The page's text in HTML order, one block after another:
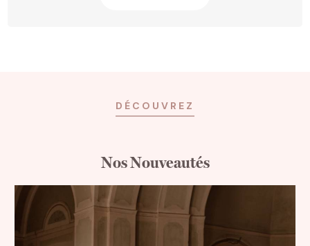
DÉCOUVREZ
Nos Nouveautés